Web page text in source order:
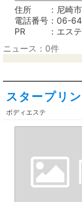
住所
尼崎
電話番号
06-
PR
エス
ニュース：0件
スタープリ
ボディエステ